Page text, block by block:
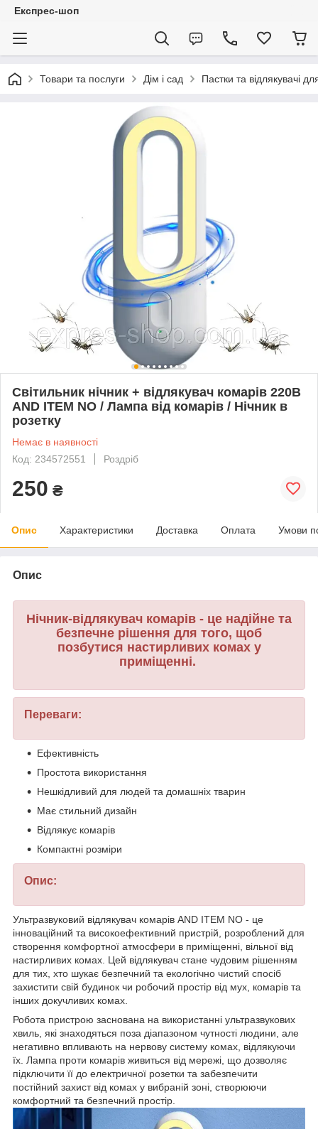
Експрес-шоп
Товари та послуги Дім і сад Пастки та відлякувачі
Світильник нічник + відлякувач комарів 220В
AND ITEM NO / Лампа від комарів / Нічник в
розетку
Немає в наявності
Код: 234572551
Роздріб
250 ₴
Опис Характеристики Доставка Оплата Умови
Опис
Нічник-відлякувач комарів - це надійне та
безпечне рішення для того, щоб
позбутися настирливих комах у
приміщенні.
Переваги:
Ефективність
Простота використання
Нешкідливий для людей та домашніх тварин
Має стильний дизайн
Відлякує комарів
Компактні розміри
Опис:
Ультразвуковий відлякувач комарів AND ITEM NO - це
інноваційний та високоефективний пристрій, розроблений для
створення комфортної атмосфери в приміщенні, вільної від
настирливих комах. Цей відлякувач стане чудовим рішенням
для тих, хто шукає безпечний та екологічно чистий спосіб
захистити свій будинок чи робочий простір від мух, комарів та
інших докучливих комах.
Робота пристрою заснована на використанні ультразвукових
хвиль, які знаходяться поза діапазоном чутності людини, але
негативно впливають на нервову систему комах, відлякуючи
їх. Лампа проти комарів живиться від мережі, що дозволяє
підключити її до електричної розетки та забезпечити
постійний захист від комах у вибраній зоні, створюючи
комфортний та безпечний простір.